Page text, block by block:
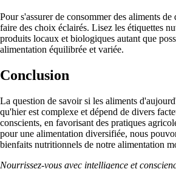
Pour s'assurer de consommer des aliments
faire des choix éclairés. Lisez les étiquettes
produits locaux et biologiques autant que
alimentation équilibrée et variée.
Conclusion
La question de savoir si les aliments
qu'hier est complexe et dépend de divers
conscients, en favorisant des pratiques
pour une alimentation diversifiée, nous
bienfaits nutritionnels de notre alimentation
Nourrissez-vous avec intelligence et